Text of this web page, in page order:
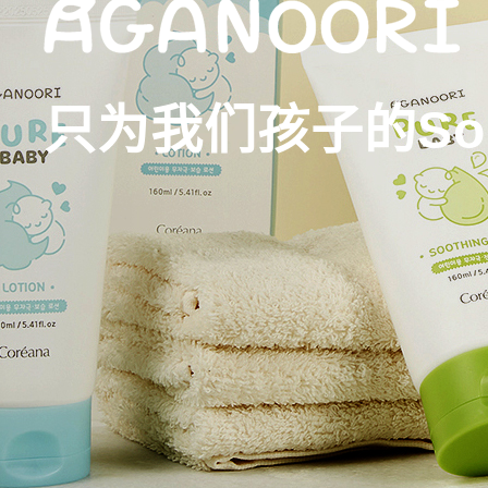
只为我们孩子的